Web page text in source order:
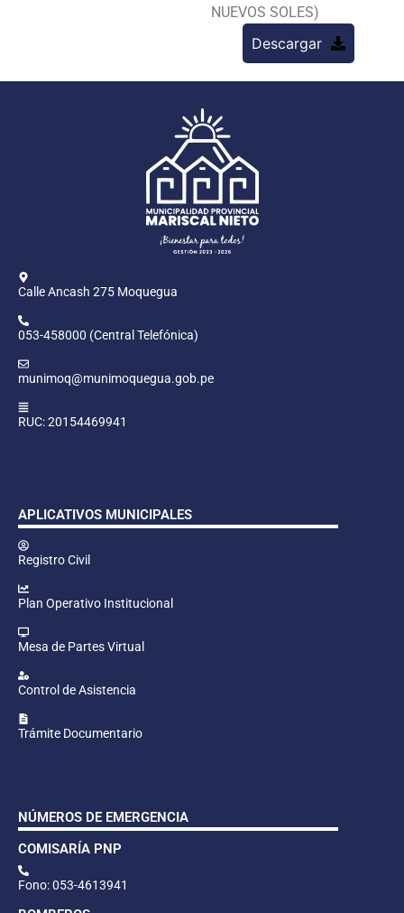
NUEVOS SOLES)
Descargar
Calle Ancash 275 Moquegua
053-458000 (Central Telefónica)
munimoq@munimoquegua.gob.pe
RUC: 20154469941
APLICATIVOS MUNICIPALES
Registro Civil
Plan Operativo Institucional
Mesa de Partes Virtual
Control de Asistencia
Trámite Documentario
NÚMEROS DE EMERGENCIA
COMISARÍA PNP
Fono: 053-4613941